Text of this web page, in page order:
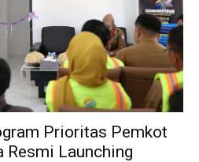
Prioritas Pemkot
Resmi Launching